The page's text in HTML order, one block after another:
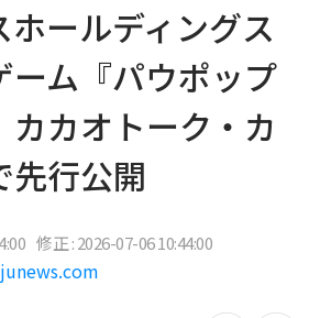
ホールディングス
ーム『パウポップ
カカオトーク・カ
先行公開
修正 : 2026-07-06 10:44:00